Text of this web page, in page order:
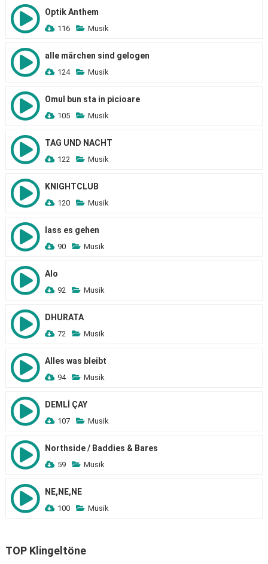
Optik Anthem
116 Musik
alle märchen sind gelogen
124 Musik
Omul bun sta in picioare
105 Musik
TAG UND NACHT
122 Musik
KNIGHTCLUB
120 Musik
lass es gehen
90 Musik
Alo
92 Musik
DHURATA
72 Musik
Alles was bleibt
94 Musik
DEMLİ ÇAY
107 Musik
Northside / Baddies & Bares
59 Musik
NE,NE,NE
100 Musik
TOP Klingeltöne